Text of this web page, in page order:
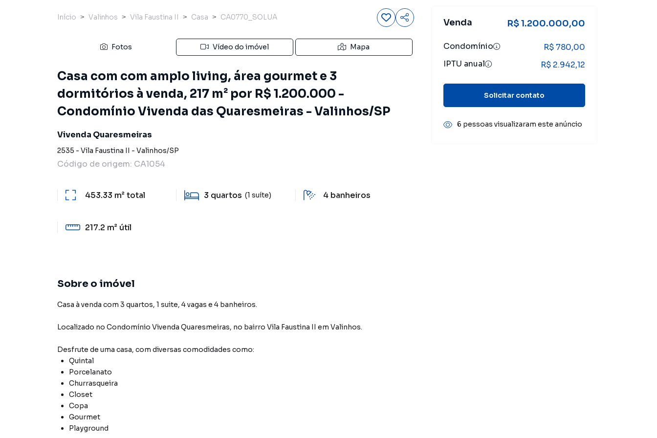
Início Valinhos Vila Faustina II Casa CA0770_SOLUA
Fotos Vídeo do imóvel Mapa
Casa com com amplo living, área gourmet e 3
dormitórios à venda, 217 m² por R$ 1.200.000 -
Condomínio Vivenda das Quaresmeiras - Valinhos/SP
Vivenda Quaresmeiras
2535 - Vila Faustina II - Valinhos/SP
Código de origem: CA1054
453.33 m²total 3 quartos (1 suíte) 4 banheiros
217.2 m² útil
Sobre o imóvel
Casa à venda com 3 quartos, 1 suite, 4 vagas e 4 banheiros.
Localizado no Condomínio Vivenda Quaresmeiras, no bairro Vila Faustina II em Valinhos.
Desfrute de uma casa, com diversas comodidades como:
Quintal
Porcelanato
Churrasqueira
Closet
Copa
Gourmet
Playground
Venda R$ 1.200.000,00
Condomínio
R$ 780,00
IPTU anual
R$ 2.942,12
Solicitar contato
6 pessoas visualizaram este anúncio